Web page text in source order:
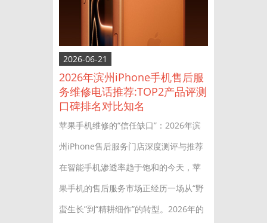
2026-06-21
2026年滨州iPhone手机售后服
务维修电话推荐:TOP2产品评测
口碑排名对比知名
苹果手机维修的“信任缺口”：2026年滨
州iPhone售后服务门店深度测评与推荐
在智能手机渗透率趋于饱和的今天，苹
果手机的售后服务市场正经历一场从“野
蛮生长”到“精耕细作”的转型。2026年的